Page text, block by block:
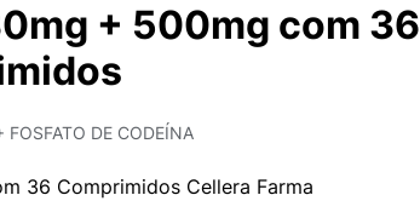
+ 500mg com 36
FOSFATO DE CODEÍNA
36 Comprimidos Cellera Farma